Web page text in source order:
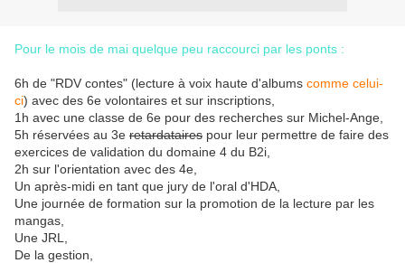
Pour le mois de mai quelque peu raccourci par les ponts :
6h de "RDV contes" (lecture à voix haute d'albums comme celui-
ci) avec des 6e volontaires et sur inscriptions,
1h avec une classe de 6e pour des recherches sur Michel-Ange,
5h réservées au 3e retardataires pour leur permettre de faire des
exercices de validation du domaine 4 du B2i,
2h sur l'orientation avec des 4e,
Un après-midi en tant que jury de l'oral d'HDA,
Une journée de formation sur la promotion de la lecture par les
mangas,
Une JRL,
De la gestion,